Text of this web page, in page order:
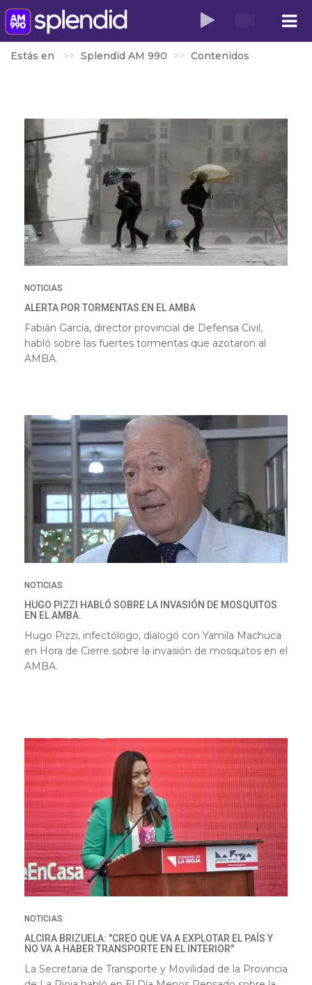
Estás en Splendid AM 990 Contenidos
NOTICIAS
ALERTA POR TORMENTAS EN EL AMBA
Fabián García, director provincial de Defensa Civil,
habló sobre las fuertes tormentas que azotaron al
AMBA.
NOTICIAS
HUGO PIZZI HABLÓ SOBRE LA INVASIÓN DE MOSQUITOS
EN EL AMBA.
Hugo Pizzi, infectólogo, dialogó con Yamila Machuca
en Hora de Cierre sobre la invasión de mosquitos en el
AMBA.
NOTICIAS
ALCIRA BRIZUELA: "CREO QUE VA A EXPLOTAR EL PAÍS Y
NO VA A HABER TRANSPORTE EN EL INTERIOR"
La Secretaria de Transporte y Movilidad de la Provincia